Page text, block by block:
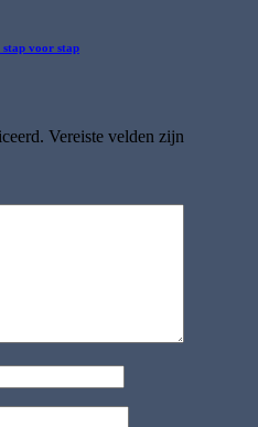
stap voor stap
Vereiste velden zijn